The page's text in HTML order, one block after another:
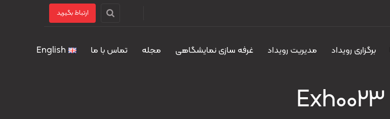
ارتباط بگیرید
برگزاری رویداد مدیریت رویداد غرفه سازی نمایشگاهی مجله تماس با ما English
Exh0023